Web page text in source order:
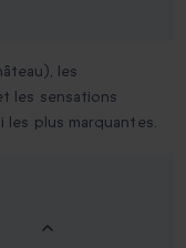
les
les sensations
plus marquantes.